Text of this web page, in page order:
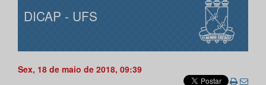
DICAP - UFS
Sex, 18 de maio de 2018, 09:39